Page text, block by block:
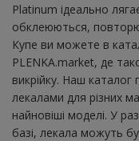
Platinum ідеально
обклеюються,
Купе ви можете в
PLENKA.market, де
викрійку. Наш
лекалами для різних
найновіші моделі. У
базі, лекала можуть